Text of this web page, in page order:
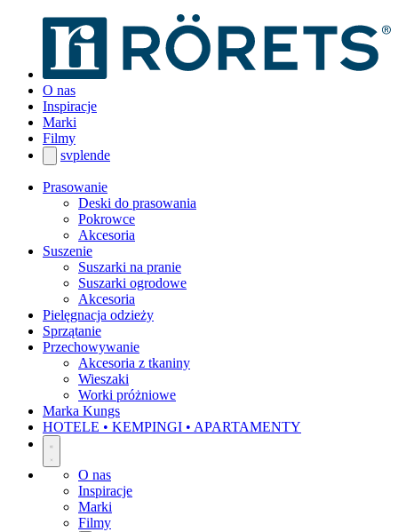
O nas
Inspiracje
Marki
Filmy
svplende
Prasowanie
Deski do prasowania
Pokrowce
Akcesoria
Suszenie
Suszarki na pranie
Suszarki ogrodowe
Akcesoria
Pielęgnacja odzieży
Sprzątanie
Przechowywanie
Akcesoria z tkaniny
Wieszaki
Worki próżniowe
Marka Kungs
HOTELE • KEMPINGI • APARTAMENTY
O nas
Inspiracje
Marki
Filmy